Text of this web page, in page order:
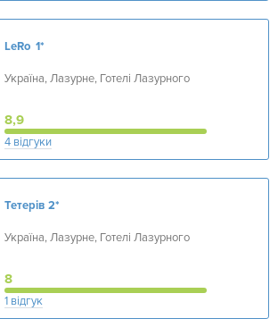
LeRo 1*
Україна, Лазурне, Готелі Лазурного
8,9
4 відгуки
Тетерів 2*
Україна, Лазурне, Готелі Лазурного
8
1 відгук